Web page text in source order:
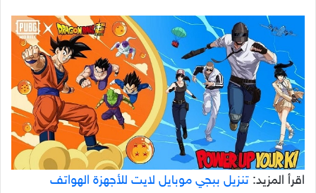
اقرأ المزيد: تنزيل ببجي موبايل لايت للأجهزة الهواتف